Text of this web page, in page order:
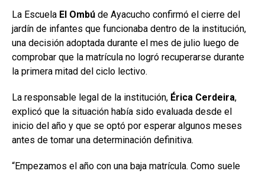
La Escuela El Ombú de Ayacucho confirmó el cierre del
jardín de infantes que funcionaba dentro de la institución,
una decisión adoptada durante el mes de julio luego de
comprobar que la matrícula no logró recuperarse durante
la primera mitad del ciclo lectivo.
La responsable legal de la institución, Érica Cerdeira,
explicó que la situación había sido evaluada desde el
inicio del año y que se optó por esperar algunos meses
antes de tomar una determinación definitiva.
“Empezamos el año con una baja matrícula. Como suele